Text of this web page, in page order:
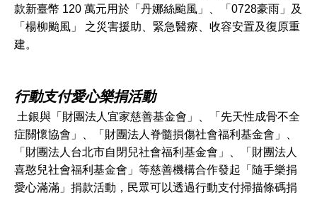
款新臺幣 120 萬元用於「丹娜絲颱風」、「0728豪雨」及
「楊柳颱風」 之災害援助、緊急醫療、收容安置及復原重
建。
行動支付愛心樂捐活動
土銀與「財團法人宜家慈善基金會」、「先天性成骨不全
症關懷協會」、「財團法人脊髓損傷社會福利基金會」、
「財團法人台北市自閉兒社會福利基金會」、「財團法人
喜憨兒社會福利基金會」等慈善機構合作發起「隨手樂捐
愛心滿滿」捐款活動，民眾可以透過行動支付掃描條碼捐